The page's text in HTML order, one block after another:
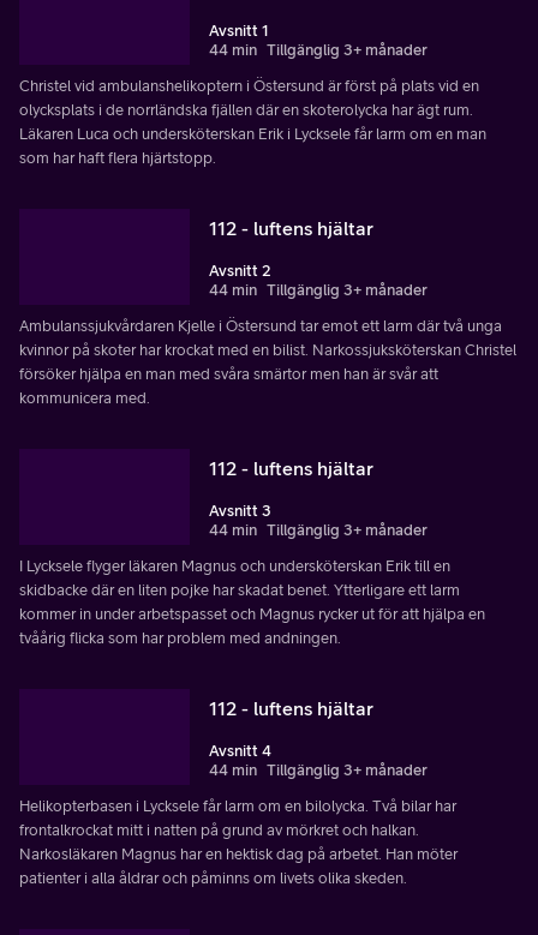
Avsnitt 1
44 min Tillgänglig 3+ månader
Christel vid ambulanshelikoptern i Östersund är först på plats vid en
olycksplats i de norrländska fjällen där en skoterolycka har ägt rum.
Läkaren Luca och undersköterskan Erik i Lycksele får larm om en man
som har haft flera hjärtstopp.
112 - luftens hjältar
Avsnitt 2
44 min Tillgänglig 3+ månader
Ambulanssjukvårdaren Kjelle i Östersund tar emot ett larm där två unga
kvinnor på skoter har krockat med en bilist. Narkossjuksköterskan Christel
försöker hjälpa en man med svåra smärtor men han är svår att
kommunicera med.
112 - luftens hjältar
Avsnitt 3
44 min Tillgänglig 3+ månader
I Lycksele flyger läkaren Magnus och undersköterskan Erik till en
skidbacke där en liten pojke har skadat benet. Ytterligare ett larm
kommer in under arbetspasset och Magnus rycker ut för att hjälpa en
tvåårig flicka som har problem med andningen.
112 - luftens hjältar
Avsnitt 4
44 min Tillgänglig 3+ månader
Helikopterbasen i Lycksele får larm om en bilolycka. Två bilar har
frontalkrockat mitt i natten på grund av mörkret och halkan.
Narkosläkaren Magnus har en hektisk dag på arbetet. Han möter
patienter i alla åldrar och påminns om livets olika skeden.